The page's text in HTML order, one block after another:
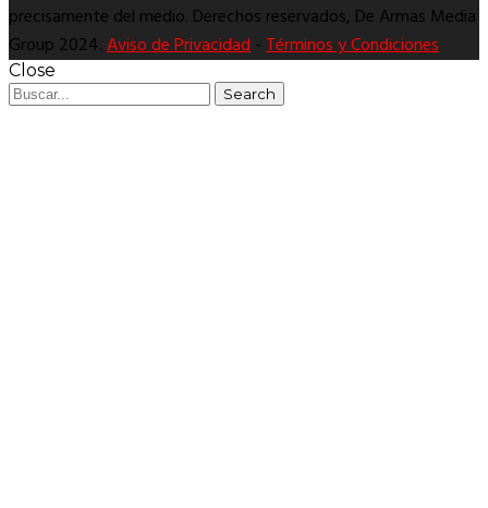
precisamente del medio. Derechos reservados, De Armas Media
Group 2024.Aviso de Privacidad-Términos y Condiciones
Close